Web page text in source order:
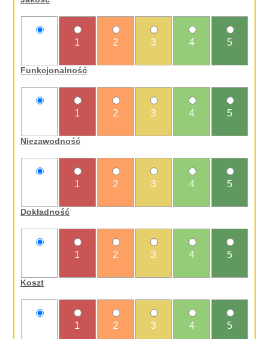
1 2 3 4 5
Funkcjonalność
1 2 3 4 5
Niezawodność
1 2 3 4 5
Dokładność
1 2 3 4 5
Koszt
1 2 3 4 5